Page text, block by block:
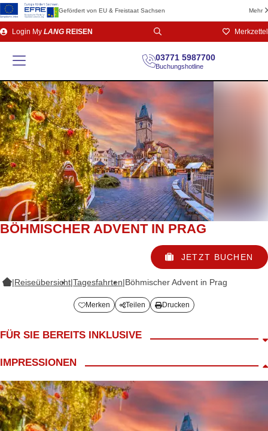
Gefördert von EU & Freistaat Sachsen Mehr
Direkt
zum
Login My LANG REISEN Merkzettel
03771 5987700
Buchungshotline
BÖHMISCHER ADVENT IN PRAG
JETZT BUCHEN
|Reiseübersicht|Tagesfahrten|Böhmischer Advent in Prag
Merken Teilen Drucken
FÜR SIE BEREITS INKLUSIVE
Begrüßungskaffee
LANG Reiseleiter
ca. 4h Freizeit in Prag
IMPRESSIONEN